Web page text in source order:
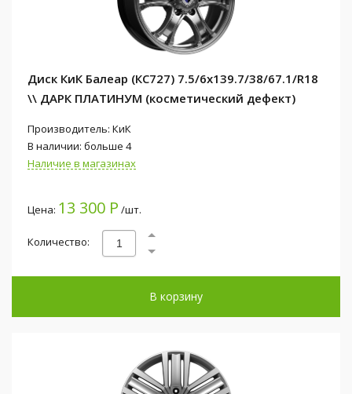
Диск КиК Балеар (КС727) 7.5/6x139.7/38/67.1/R18
\\ ДАРК ПЛАТИНУМ (косметический дефект)
Производитель: КиК
В наличии: больше 4
Наличие в магазинах
Цена: 13 300 Р /шт.
Количество:
В корзину